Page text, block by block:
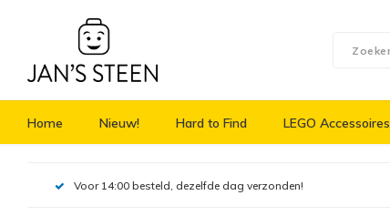
Home Nieuw! Hard to Find LEGO Accessoires
Voor 14:00 besteld, dezelfde dag verzonden!